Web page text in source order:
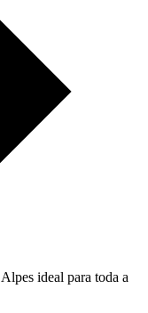
ideal para toda a